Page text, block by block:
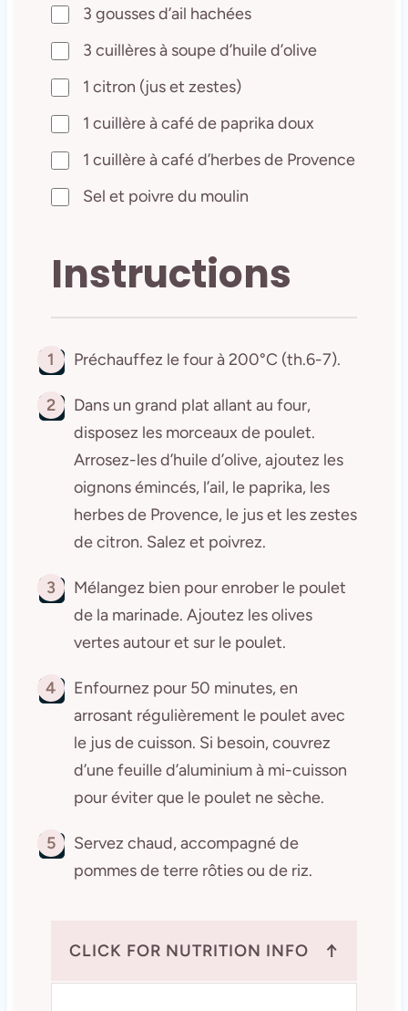
3 gousses d’ail hachées
3 cuillères à soupe d’huile d’olive
1 citron (jus et zestes)
1 cuillère à café de paprika doux
1 cuillère à café d’herbes de Provence
Sel et poivre du moulin
Instructions
1 Préchauffez le four à 200°C (th.6-7).
2
Dans un grand plat allant au four,
disposez les morceaux de poulet.
Arrosez-les d’huile d’olive, ajoutez les
oignons émincés, l’ail, le paprika, les
herbes de Provence, le jus et les zestes
de citron. Salez et poivrez.
3
Mélangez bien pour enrober le poulet
de la marinade. Ajoutez les olives
vertes autour et sur le poulet.
4
Enfournez pour 50 minutes, en
arrosant régulièrement le poulet avec
le jus de cuisson. Si besoin, couvrez
d’une feuille d’aluminium à mi-cuisson
pour éviter que le poulet ne sèche.
5
Servez chaud, accompagné de
pommes de terre rôties ou de riz.
CLICK FOR NUTRITION INFO ↑